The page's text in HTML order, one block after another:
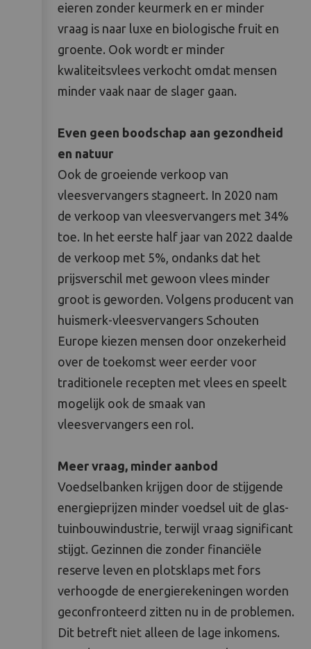
eieren zonder keurmerk en er minder
vraag is naar luxe en biologische fruit en
groente. Ook wordt er minder
kwaliteitsvlees verkocht omdat mensen
minder vaak naar de slager gaan.
Even geen boodschap aan gezondheid
en natuur
Ook de groeiende verkoop van
vleesvervangers stagneert. In 2020 nam
de verkoop van vleesvervangers met 34%
toe. In het eerste half jaar van 2022 daalde
de verkoop met 5%, ondanks dat het
prijsverschil met gewoon vlees minder
groot is geworden. Volgens producent van
huismerk-vleesvervangers Schouten
Europe kiezen mensen door onzekerheid
over de toekomst weer eerder voor
traditionele recepten met vlees en speelt
mogelijk ook de smaak van
vleesvervangers een rol.
Meer vraag, minder aanbod
Voedselbanken krijgen door de stijgende
energieprijzen minder voedsel uit de glas-
tuinbouwindustrie, terwijl vraag significant
stijgt. Gezinnen die zonder financiële
reserve leven en plotsklaps met fors
verhoogde de energierekeningen worden
geconfronteerd zitten nu in de problemen.
Dit betreft niet alleen de lage inkomens.